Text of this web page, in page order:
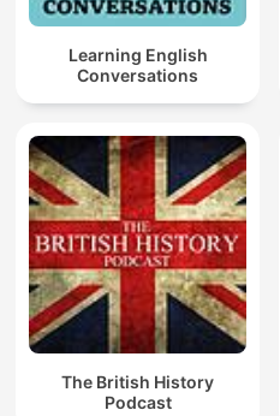
Learning English
Conversations
The British History
Podcast